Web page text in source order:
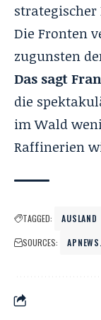
strategischer
Die Fronten
zugunsten
Das sagt
die
im Wald
Raffinerien
TAGGED: AUSLAND
SOURCES: